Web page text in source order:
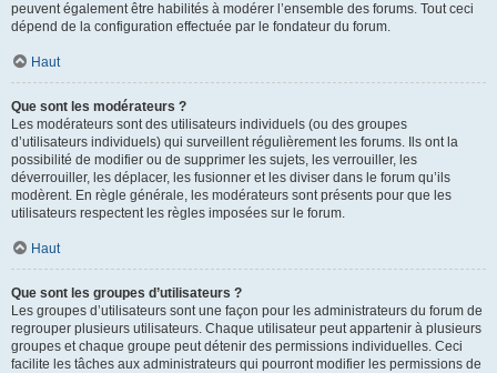
peuvent également être habilités à modérer l’ensemble des forums. Tout ceci
dépend de la configuration effectuée par le fondateur du forum.
Haut
Que sont les modérateurs ?
Les modérateurs sont des utilisateurs individuels (ou des groupes
d’utilisateurs individuels) qui surveillent régulièrement les forums. Ils ont la
possibilité de modifier ou de supprimer les sujets, les verrouiller, les
déverrouiller, les déplacer, les fusionner et les diviser dans le forum qu’ils
modèrent. En règle générale, les modérateurs sont présents pour que les
utilisateurs respectent les règles imposées sur le forum.
Haut
Que sont les groupes d’utilisateurs ?
Les groupes d’utilisateurs sont une façon pour les administrateurs du forum de
regrouper plusieurs utilisateurs. Chaque utilisateur peut appartenir à plusieurs
groupes et chaque groupe peut détenir des permissions individuelles. Ceci
facilite les tâches aux administrateurs qui pourront modifier les permissions de